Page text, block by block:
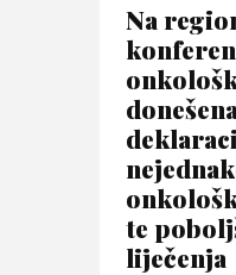
Na
te
liječenja